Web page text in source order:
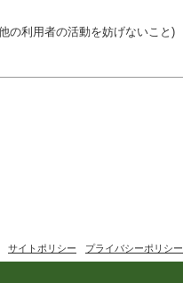
の利用者の活動を妨げないこと)
(団体が施設内及び施設を利用し
らないようご協力ください。
サイトポリシー プライバシーポリシー